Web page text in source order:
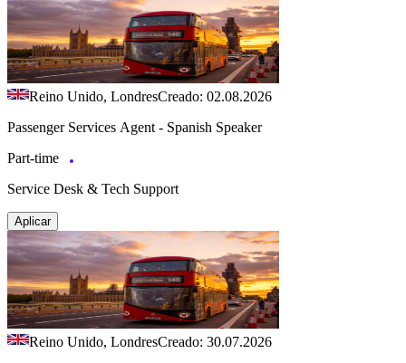
Reino Unido, LondresCreado: 02.08.2026
Passenger Services Agent - Spanish Speaker
Part-time
Service Desk & Tech Support
Aplicar
Reino Unido, LondresCreado: 30.07.2026